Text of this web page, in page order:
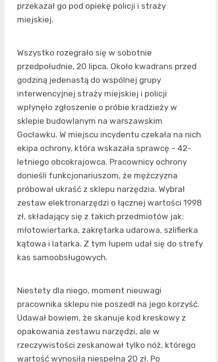
przekazał go pod opiekę policji i straży
miejskiej.
Wszystko rozegrało się w sobotnie
przedpołudnie, 20 lipca. Około kwadrans przed
godziną jedenastą do wspólnej grupy
interwencyjnej straży miejskiej i policji
wpłynęło zgłoszenie o próbie kradzieży w
sklepie budowlanym na warszawskim
Gocławku. W miejscu incydentu czekała na nich
ekipa ochrony, która wskazała sprawcę – 42-
letniego obcokrajowca. Pracownicy ochrony
donieśli funkcjonariuszom, że mężczyzna
próbował ukraść z sklepu narzędzia. Wybrał
zestaw elektronarzędzi o łącznej wartości 1998
zł, składający się z takich przedmiotów jak:
młotowiertarka, zakrętarka udarowa, szlifierka
kątowa i latarka. Z tym łupem udał się do strefy
kas samoobsługowych.
Niestety dla niego, moment nieuwagi
pracownika sklepu nie poszedł na jego korzyść.
Udawał bowiem, że skanuje kod kreskowy z
opakowania zestawu narzędzi, ale w
rzeczywistości zeskanował tylko nóż, którego
wartość wynosiła niespełna 20 zł. Po